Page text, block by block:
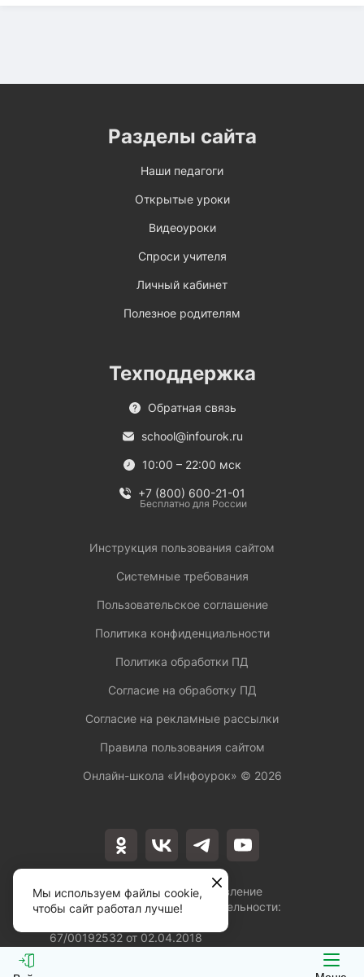
Лицензия на осуществление
образовательной деятельности:
67/00192532 от 02.04.2018
Разделы сайта
Наши педагоги
Открытые уроки
Видеоуроки
Спроси учителя
Личный кабинет
Полезное родителям
Техподдержка
Обратная связь
school@infourok.ru
10:00 – 22:00 мск
+7 (800) 600-21-01
Бесплатно для России
Инструкция пользования сайтом
Системные требования
Пользовательское соглашение
Политика конфиденциальности
Политика обработки ПД
Согласие на обработку ПД
Согласие на рекламные рассылки
Правила пользования сайтом
Онлайн-школа «Инфоурок» © 2026
Мы используем файлы cookie,
чтобы сайт работал лучше!